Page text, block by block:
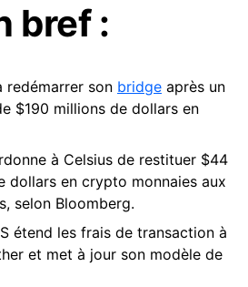
bref :
redémarrer son bridge après un
$190 millions de dollars en
à Celsius de restituer $44
dollars en crypto monnaies aux
selon Bloomberg.
étend les frais de transaction à
et met à jour son modèle de